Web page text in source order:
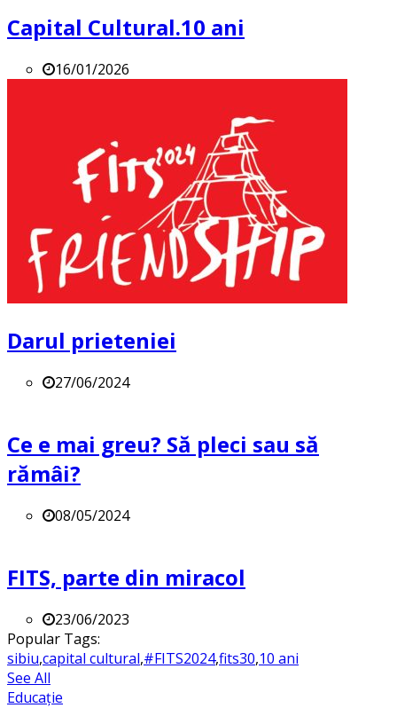
Capital Cultural.10 ani
16/01/2026
Darul prieteniei
27/06/2024
Ce e mai greu? Să pleci sau să
rămâi?
08/05/2024
FITS, parte din miracol
23/06/2023
Popular Tags:
sibiu,capital cultural,#FITS2024,fits30,10 ani
See All
Educație